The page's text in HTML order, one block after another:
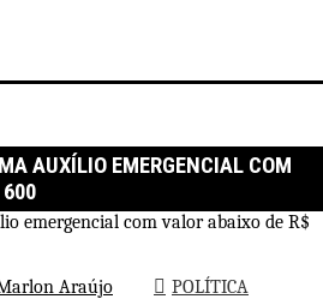
AUXÍLIO EMERGENCIAL COM
600
Araújo POLÍTICA